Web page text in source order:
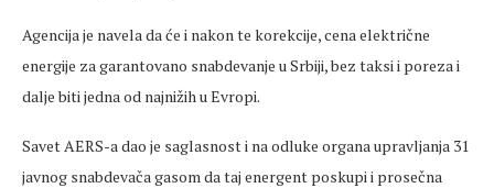
Agencija je navela da će i nakon te korekcije, cena električne
energije za garantovano snabdevanje u Srbiji, bez taksi i poreza i
dalje biti jedna od najnižih u Evropi.
Savet AERS-a dao je saglasnost i na odluke organa upravljanja 31
javnog snabdevača gasom da taj energent poskupi i prosečna